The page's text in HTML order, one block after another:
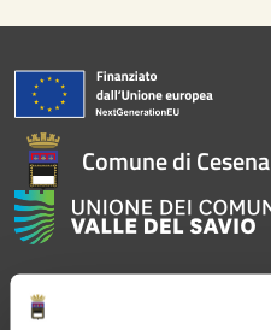
Comune di Cesena
AMMINISTRAZIONE